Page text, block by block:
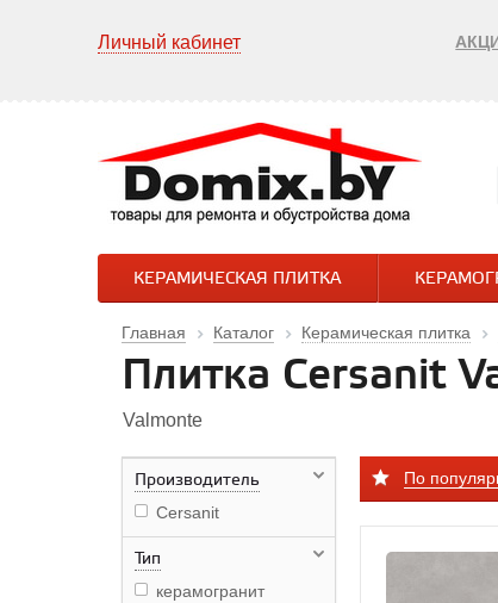
Личный кабинет
КЕРАМИЧЕСКАЯ ПЛИТКА
Главная Каталог Керамическая плитка
Плитка Cersanit
Valmonte
Производитель
Cersanit
Тип
керамогранит
По